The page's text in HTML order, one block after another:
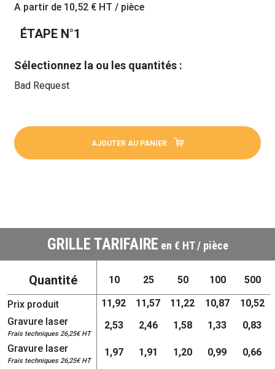
A partir de 10,52 € HT / pièce
ÉTAPE N°1
Sélectionnez la ou les quantités :
Bad Request
AJOUTER AU PANIER
GRILLE TARIFAIRE en € HT / pièce
Quantité 10 25 50 100 500
Prix produit 11,92 11,57 11,22 10,87
10,52
Gravure laser
Frais techniques 26,25€ HT
2,53 2,46 1,58 1,33
0,83
Gravure laser
Frais techniques 26,25€ HT
1,97 1,91 1,20 0,99
0,66